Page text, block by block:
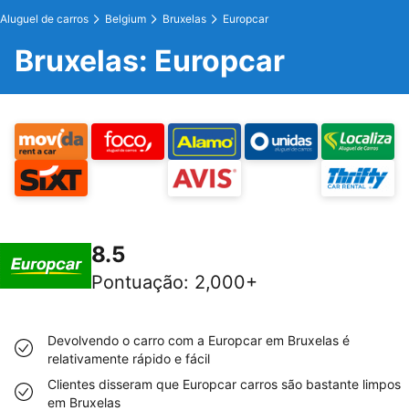
Aluguel de carros Belgium Bruxelas Europcar
Bruxelas: Europcar
8.5
Pontuação: 2,000+
Devolvendo o carro com a Europcar em Bruxelas é
relativamente rápido e fácil
Clientes disseram que Europcar carros são bastante limpos
em Bruxelas